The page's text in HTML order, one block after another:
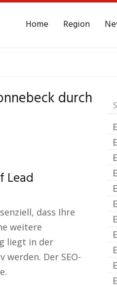
Home Region
durch
Lead
dass Ihre
weitere
liegt in der
Der SEO-